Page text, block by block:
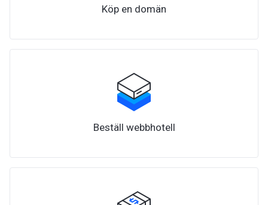
Köp en domän
Beställ webbhotell